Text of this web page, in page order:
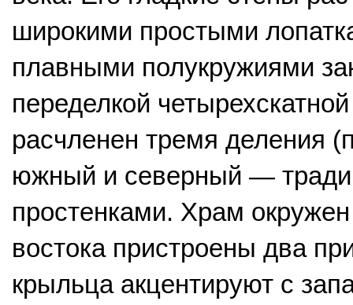
широкими простыми
плавными полукружиями
переделкой
расчленен тремя деления
южный и северный —
простенками. Храм
востока пристроены два
крыльца акцентируют с